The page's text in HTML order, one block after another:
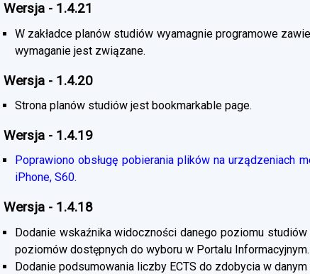
Wersja - 1.4.21
W zakładce planów studiów wyamagnie programowe
wymaganie jest związane.
Wersja - 1.4.20
Strona planów studiów jest bookmarkable page.
Wersja - 1.4.19
Poprawiono obsługę pobierania plików na urządzeniach
iPhone, S60.
Wersja - 1.4.18
Dodanie wskaźnika widoczności danego poziomu
poziomów dostępnych do wyboru w Portalu Informacyjnym.
Dodanie podsumowania liczby ECTS do zdobycia w